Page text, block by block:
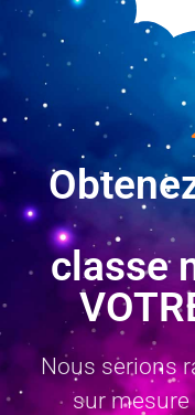
classe
Nous serions
sur